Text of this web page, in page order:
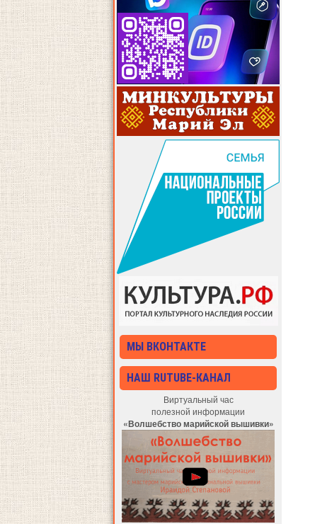
МЫ ВКОНТАКТЕ
НАШ RUTUBE-КАНАЛ
Виртуальный час
полезной информации
«Волшебство марийской вышивки»